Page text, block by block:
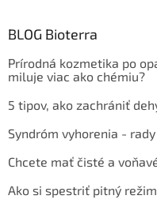
BLOG Bioterra
Prírodná kozmetika po
miluje viac ako chémiu?
5 tipov, ako zachrániť
Syndróm vyhorenia -
Chcete mať čisté a
Ako si spestriť pitný režim